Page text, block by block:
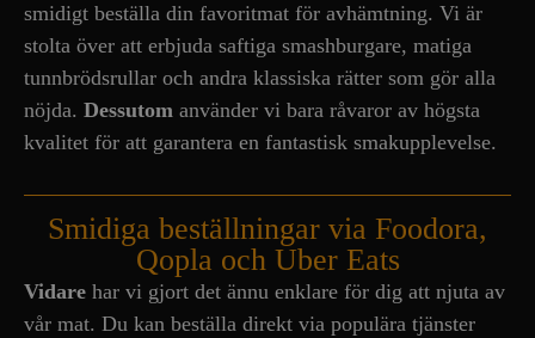
smidigt beställa din favoritmat för avhämtning. Vi är
stolta över att erbjuda saftiga smashburgare, matiga
tunnbrödsrullar och andra klassiska rätter som gör alla
nöjda. Dessutom använder vi bara råvaror av högsta
kvalitet för att garantera en fantastisk smakupplevelse.
Smidiga beställningar via Foodora,
Qopla och Uber Eats
Vidare har vi gjort det ännu enklare för dig att njuta av
vår mat. Du kan beställa direkt via populära tjänster